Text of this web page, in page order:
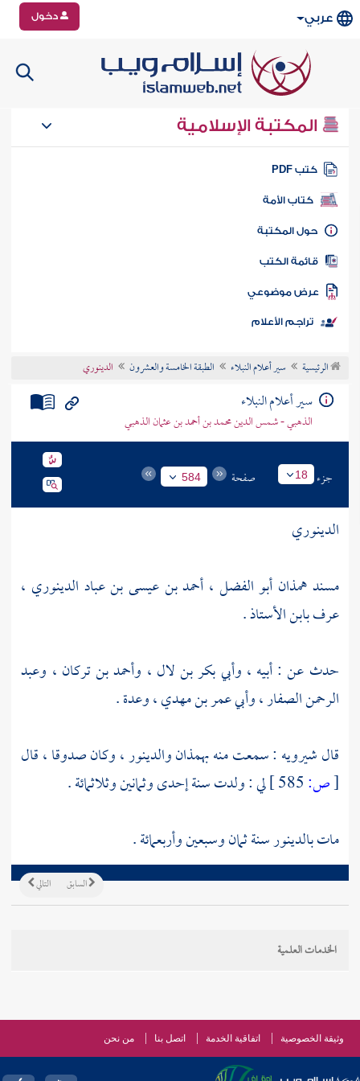
عربي دخول
المكتبة الإسلامية
كتب PDF
كتاب الأمة
المكتبة
الكتب
موضوعي
تراجم الأعلام
الرئيسية سير أعلام النبلاء الطبقة الخامسة والعشرون الدينوري
سير أعلام النبلاء
الذهبي - شمس الدين محمد بن أحمد بن عثمان الذهبي
جزء 18 صفحة 584
الدينوري
مسند همذان أبو الفضل ، أحمد بن عيسى بن عباد الدينوري ،
عرف بابن الأستاذ .
حدث عن : أبيه ، وأبي بكر بن لال ، وأحمد بن تركان ، وعبد
الرحمن الصفار،وأبي عمر بن مهدي، وعدة .
قالشيرويه : سمعت منهبهمذانوالدينور، وكان صدوقا ، قال
[ص:
لي : ولدت سنة إحدى وثمانين وثلاثمائة .
ماتبالدينورسنة ثمان وسبعين وأربعمائة .
التالي السابق
الخدمات العلمية
وثيقة الخصوصية اتفاقية الخدمة اتصل بنا من نحن